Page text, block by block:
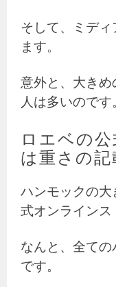
そして、ミデ
ます。
意外と、大き
人は多いのです
ロエベの
は重さの
ハンモックの
式オンラインス
なんと、全て
です。